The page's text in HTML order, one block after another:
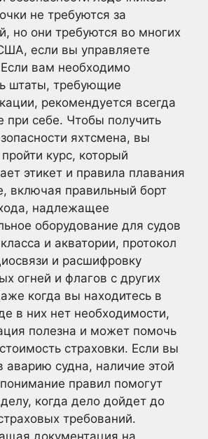
не требуются за
но они требуются во многих
если вы управляете
вам необходимо
штаты, требующие
рекомендуется всегда
при себе. Чтобы получить
яхтсмена, вы
курс, который
этикет и правила плавания
включая правильный борт
надлежащее
оборудование для судов
и акватории, протокол
и расшифровку
огней и флагов с других
когда вы находитесь в
в них нет необходимости,
полезна и может помочь
страховки. Если вы
аварию судна, наличие этой
правил помогут
когда дело дойдет до
требований.
документация на